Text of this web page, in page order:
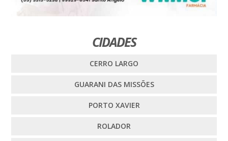
CIDADES
CERRO LARGO
GUARANI DAS MISSÕES
PORTO XAVIER
ROLADOR